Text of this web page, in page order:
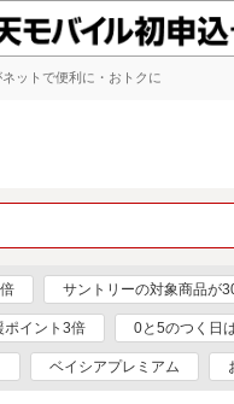
ットで便利に・おトクに
サントリーの対象商品が
ポイント3倍 0と5のつく日
ベイシアプレミアム